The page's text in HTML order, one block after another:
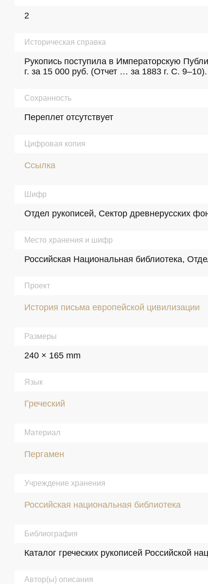
2
Историческая справка
Рукопись поступила в Императорскую
г. за 15 000 руб. (Отчет … за 1883 г. С. 9–10).
Сохранность
Переплет отсутствует
Цифровая копия
Ссылка
Шифр
Отдел рукописей, Сектор древнерусских
Место хранения и шифр
Российская Национальная библиотека,
Проект
История письма европейской цивилизации
Размеры
240 × 165 mm
Язык
Греческий
Материал
Пергамен
Учреждение хранения
Российская национальная библиотека
Библиография
Каталог греческих рукописей
Автор(ы) описания